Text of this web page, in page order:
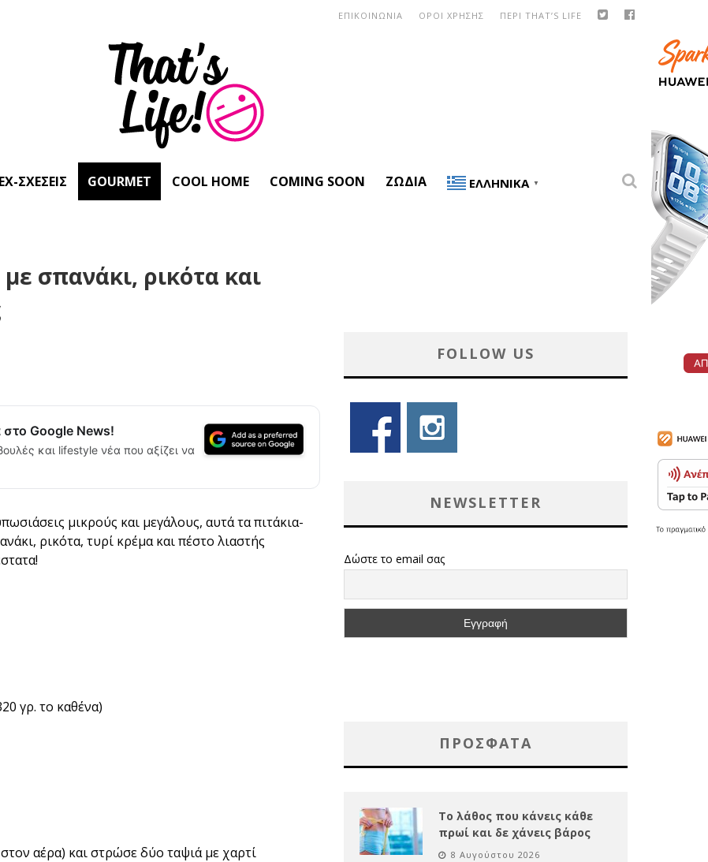
ΠΕΡΙ THAT’S LIFE
ΟΡΟΙ ΧΡΗΣΗΣ
ΕΠΙΚΟΙΝΩΝΙΑ
ΣΧΈΣΕΙΣ GOURMET COOL HOME COMING SOON ΖΏΔΙΑ ΕΛΛΗΝΙΚΆ ▼
σπανάκι, ρικότα και
στο Google News!
και lifestyle νέα που αξίζει να
μικρούς και μεγάλους, αυτά τα πιτάκια-
ρικότα, τυρί κρέμα και πέστο λιαστής
γρ. το καθένα)
αέρα) και στρώσε δύο ταψιά με χαρτί
FOLLOW US
NEWSLETTER
Δώστε το email σας
ΠΡΌΣΦΑΤΑ
Το λάθος που κάνεις κάθε
πρωί και δε χάνεις βάρος
8 Αυγούστου 2026